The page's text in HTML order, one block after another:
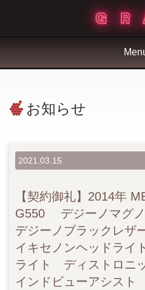
お知らせ
2021.03.15
【契約御礼】2014年
G550 デジーノマグノ
デジーノブラックレ
イキセノンヘッドラ
ライト ディストロニ
インドビューアシス